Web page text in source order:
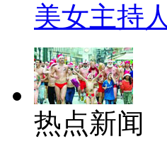
美女主持
热点新闻